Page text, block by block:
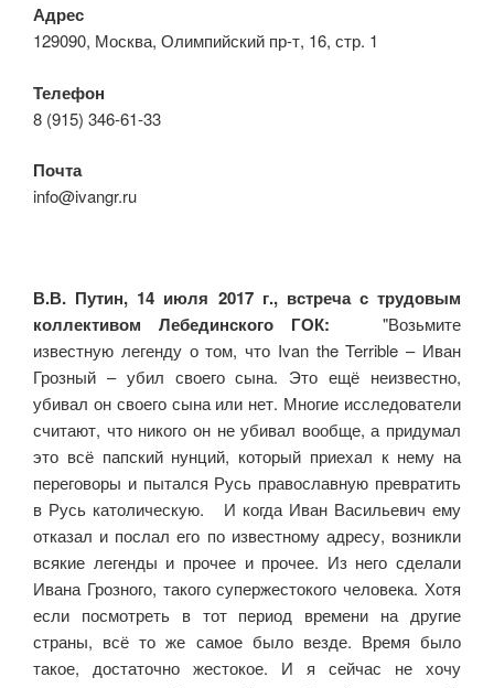
Адрес
129090, Москва, Олимпийский пр-т, 16, стр. 1
Телефон
8 (915) 346-61-33
Почта
info@ivangr.ru
В.В. Путин, 14 июля 2017 г., встреча с трудовым
коллективом Лебединского ГОК: "Возьмите
известную легенду о том, что Ivan the Terrible – Иван
Грозный – убил своего сына. Это ещё неизвестно,
убивал он своего сына или нет. Многие исследователи
считают, что никого он не убивал вообще, а придумал
это всё папский нунций, который приехал к нему на
переговоры и пытался Русь православную превратить
в Русь католическую. И когда Иван Васильевич ему
отказал и послал его по известному адресу, возникли
всякие легенды и прочее и прочее. Из него сделали
Ивана Грозного, такого супержестокого человека. Хотя
если посмотреть в тот период времени на другие
страны, всё то же самое было везде. Время было
такое, достаточно жестокое. И я сейчас не хочу